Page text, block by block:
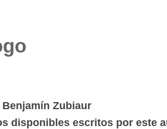
Zubiaur
disponibles escritos por este